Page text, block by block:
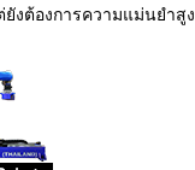
งต้องการความแม่นยำสูง